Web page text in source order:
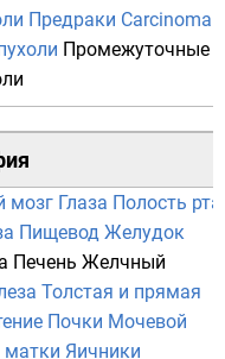
Предраки Carcinoma
Промежуточные
мозг Глаза Полость рта
Пищевод Желудок
Печень Желчный
Толстая и прямая
Почки Мочевой
Яичники